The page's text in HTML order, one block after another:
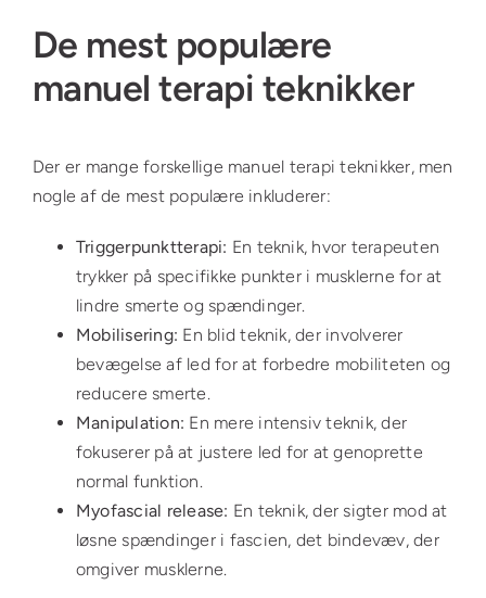
De mest populære
manuel terapi teknikker
Der er mange forskellige manuel terapi teknikker, men
nogle af de mest populære inkluderer:
Triggerpunktterapi: En teknik, hvor terapeuten
trykker på specifikke punkter i musklerne for at
lindre smerte og spændinger.
Mobilisering: En blid teknik, der involverer
bevægelse af led for at forbedre mobiliteten og
reducere smerte.
Manipulation: En mere intensiv teknik, der
fokuserer på at justere led for at genoprette
normal funktion.
Myofascial release: En teknik, der sigter mod at
løsne spændinger i fascien, det bindevæv, der
omgiver musklerne.